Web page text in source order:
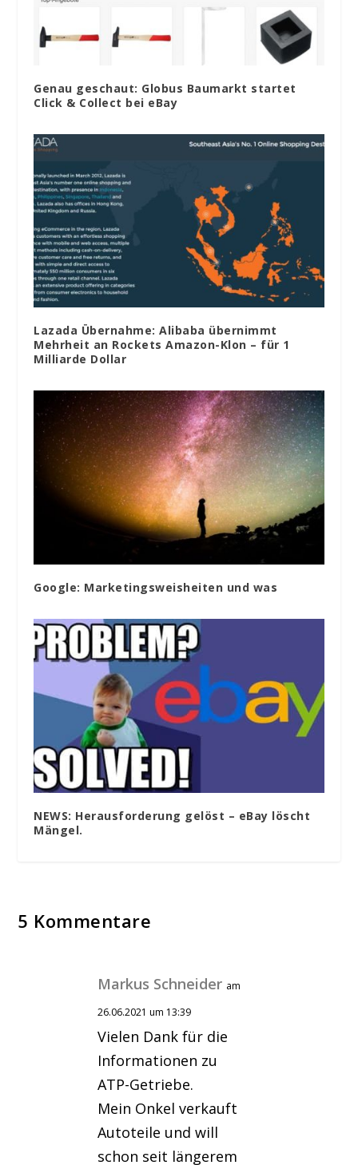
Genau geschaut: Globus Baumarkt startet
Click & Collect bei eBay
Lazada Übernahme: Alibaba übernimmt
Mehrheit an Rockets Amazon-Klon – für 1
Milliarde Dollar
Google: Marketingsweisheiten und was
NEWS: Herausforderung gelöst – eBay löscht
Mängel.
5 Kommentare
Markus Schneider am
26.06.2021 um 13:39
Vielen Dank für die
Informationen zu
ATP-Getriebe.
Mein Onkel verkauft
Autoteile und will
schon seit längerem